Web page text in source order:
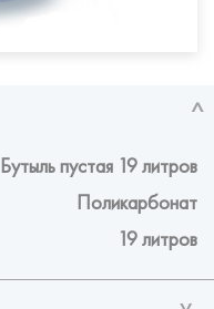
Бутыль пустая 19 литров
Поликарбонат
19 литров